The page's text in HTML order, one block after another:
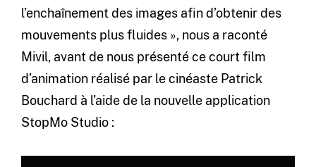
l’enchaînement des images afin d’obtenir des
mouvements plus fluides », nous a raconté
Mivil, avant de nous présenté ce court film
d’animation réalisé par le cinéaste Patrick
Bouchard à l’aide de la nouvelle application
StopMo Studio :